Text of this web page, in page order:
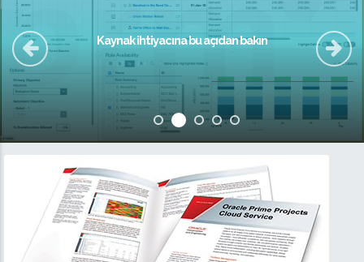
Kaynak ihtiyacına bu açıdan bakın